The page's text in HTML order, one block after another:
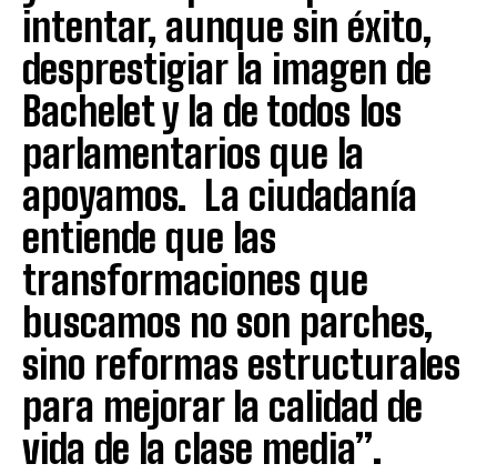
intentar, aunque sin éxito,
desprestigiar la imagen de
Bachelet y la de todos los
parlamentarios que la
apoyamos. La ciudadanía
entiende que las
transformaciones que
buscamos no son parches,
sino reformas estructurales
para mejorar la calidad de
vida de la clase media”.